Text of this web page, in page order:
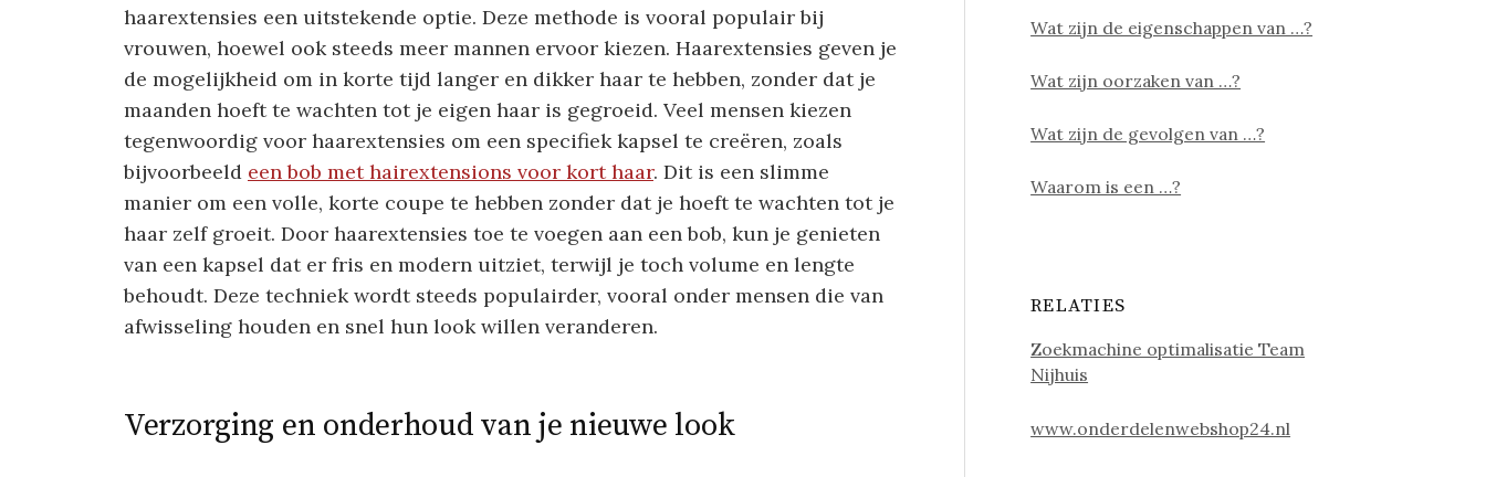
haarextensies een uitstekende optie. Deze methode is vooral populair bij
vrouwen, hoewel ook steeds meer mannen ervoor kiezen. Haarextensies geven je
de mogelijkheid om in korte tijd langer en dikker haar te hebben, zonder dat je
maanden hoeft te wachten tot je eigen haar is gegroeid. Veel mensen kiezen
tegenwoordig voor haarextensies om een specifiek kapsel te creëren, zoals
bijvoorbeeld een bob met hairextensions voor kort haar. Dit is een slimme
manier om een volle, korte coupe te hebben zonder dat je hoeft te wachten tot je
haar zelf groeit. Door haarextensies toe te voegen aan een bob, kun je genieten
van een kapsel dat er fris en modern uitziet, terwijl je toch volume en lengte
behoudt. Deze techniek wordt steeds populairder, vooral onder mensen die van
afwisseling houden en snel hun look willen veranderen.
Verzorging en onderhoud van je nieuwe look
Wat zijn de eigenschappen van …?
Wat zijn oorzaken van …?
Wat zijn de gevolgen van …?
Waarom is een …?
RELATIES
Zoekmachine optimalisatie Team
Nijhuis
www.onderdelenwebshop24.nl